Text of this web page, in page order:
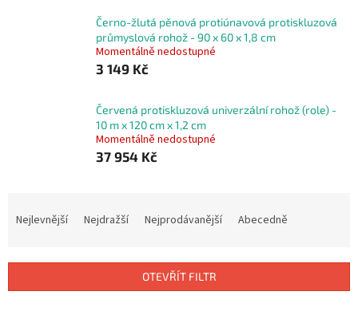
Černo-žlutá pěnová protiúnavová protiskluzová
průmyslová rohož - 90 x 60 x 1,8 cm
Momentálně nedostupné
3 149 Kč
Červená protiskluzová univerzální rohož (role) -
10 m x 120 cm x 1,2 cm
Momentálně nedostupné
37 954 Kč
í
Nejlevnější Nejdražší Nejprodávanější Abecedně
OTEVŘÍT FILTR